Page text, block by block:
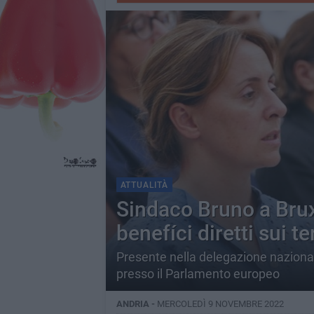
ATTUALITÀ
Sindaco Bruno a
benefíci diretti sui
Presente nella delegazione
presso il Parlamento europeo
ANDRIA - MERCOLEDÌ 9 NOVEMBRE 2022